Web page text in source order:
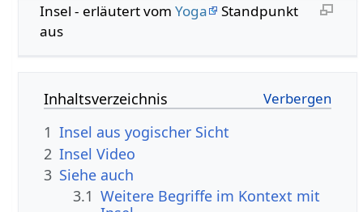
Insel‏‎ - erläutert vom Yoga
Standpunkt
aus
Inhaltsverzeichnis
1 Insel aus yogischer Sicht
2
Insel‏‎ Video
3 Siehe auch
3.1 Weitere Begriffe im Kontext mit